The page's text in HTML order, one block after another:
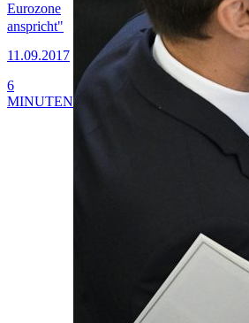
Eurozone
anspricht"
11.09.2017
6
MINUTEN